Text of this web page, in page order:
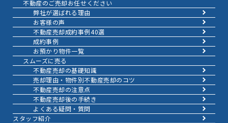
不動産のご売却お任せください
弊社が選ばれる理由
お客様の声
不動産売却成約事例40選
成約事例
お預かり物件一覧
スムーズに売る
不動産売却の基礎知識
売却理由・物件別不動産売却のコツ
不動産売却の注意点
不動産売却後の手続き
よくある疑問・質問
スタッフ紹介